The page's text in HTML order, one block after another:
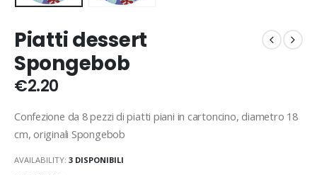
Piatti dessert
Spongebob
€2.20
Confezione da 8 pezzi di piatti piani in cartoncino, diametro 18
cm, originali Spongebob
AVAILABILITY: 3 DISPONIBILI